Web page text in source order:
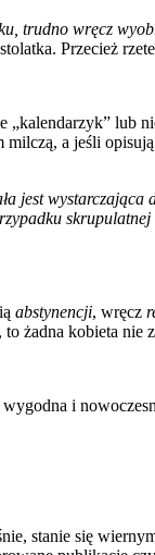
trudno wręcz
Przecież
lub
a jeśli
jest wystarczająca
abstynencji, wręcz
żadna kobieta
i
stanie się